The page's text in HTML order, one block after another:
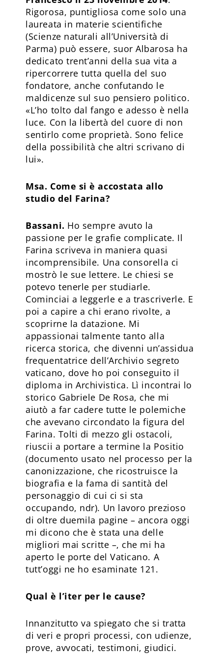
Rigorosa, puntigliosa come solo una
laureata in materie scientifiche
(Scienze naturali all’Università di
Parma) può essere, suor Albarosa ha
dedicato trent’anni della sua vita a
ripercorrere tutta quella del suo
fondatore, anche confutando le
maldicenze sul suo pensiero politico.
«L’ho tolto dal fango e adesso è nella
luce. Con la libertà del cuore di non
sentirlo come proprietà. Sono felice
della possibilità che altri scrivano di
lui».
Msa. Come si è accostata allo
studio del Farina?
Bassani. Ho sempre avuto la
passione per le grafie complicate. Il
Farina scriveva in maniera quasi
incomprensibile. Una consorella ci
mostrò le sue lettere. Le chiesi se
potevo tenerle per studiarle.
Cominciai a leggerle e a trascriverle. E
poi a capire a chi erano rivolte, a
scoprirne la datazione. Mi
appassionai talmente tanto alla
ricerca storica, che divenni un’assidua
frequentatrice dell’Archivio segreto
vaticano, dove ho poi conseguito il
diploma in Archivistica. Lì incontrai lo
storico Gabriele De Rosa, che mi
aiutò a far cadere tutte le polemiche
che avevano circondato la figura del
Farina. Tolti di mezzo gli ostacoli,
riuscii a portare a termine la Positio
(documento usato nel processo per la
canonizzazione, che ricostruisce la
biografia e la fama di santità del
personaggio di cui ci si sta
occupando, ndr). Un lavoro prezioso
di oltre duemila pagine – ancora oggi
mi dicono che è stata una delle
migliori mai scritte –, che mi ha
aperto le porte del Vaticano. A
tutt’oggi ne ho esaminate 121.
Qual è l’iter per le cause?
Innanzitutto va spiegato che si tratta
di veri e propri processi, con udienze,
prove, avvocati, testimoni, giudici.